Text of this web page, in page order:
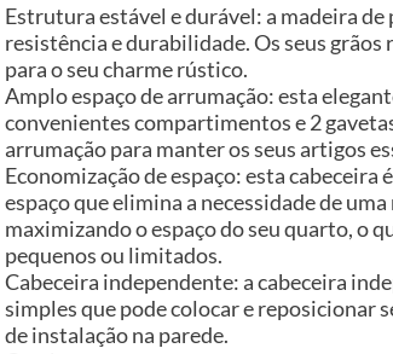
Estrutura estável e durável: a madeira de
resistência e durabilidade. Os seus
para o seu charme rústico.
Amplo espaço de arrumação: esta
convenientes compartimentos e 2
arrumação para manter os seus artigos
Economização de espaço: esta cabeceira
espaço que elimina a necessidade de
maximizando o espaço do seu quarto, o
pequenos ou limitados.
Cabeceira independente: a cabeceira
simples que pode colocar e reposicionar
de instalação na parede.